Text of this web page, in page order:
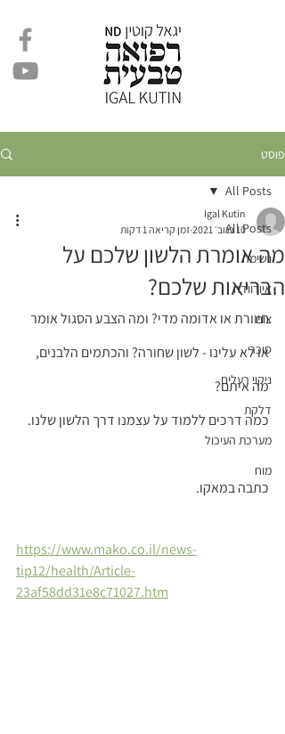
פוסט
All Posts
נשימה
איורוודה
צום
סוכר
ניקוי רעלים
דלקת
מערכת העיכול
מוח
All Posts
מה אומרת הלשון שלכם על
הבריאות שלכם?
Igal Kutin
10 בנוב׳ 2021
זמן קריאה 1 דקות
חיוורת או אדומה מדי? ומה הצבע הסגול אומר
או לא עלינו - לשון שחורה? והכתמים הלבנים,
מה איתם?
כמה דרכים ללמוד על עצמנו דרך הלשון שלנו.
כתבה במאקו.
https://www.mako.co.il/news-
tip12/health/Article-
23af58dd31e8c71027.htm